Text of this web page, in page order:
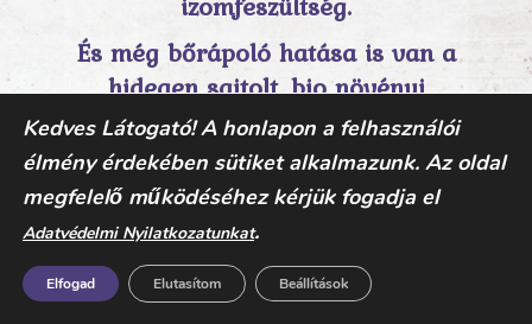
És még bőrápoló hatása is van a
hidegen sajtolt, bio növényi
olajoknak és illóolajoknak.
Ne habozz kipróbálni!
Kedves Látogató! A honlapon a felhasználói
élmény érdekében sütiket alkalmazunk. Az oldal
megfelelő működéséhez kérjük fogadja el
Adatvédelmi Nyilatkozatunkat.
Elfogad Elutasítom Beállítások